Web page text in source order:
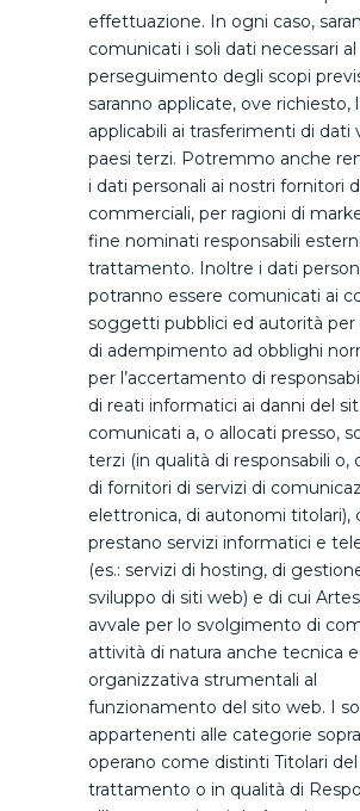
effettuazione. In ogni caso,
comunicati i soli dati necessari al
perseguimento degli scopi
saranno applicate, ove richiesto,
applicabili ai trasferimenti di dati
paesi terzi. Potremmo anche
i dati personali ai nostri fornitori
commerciali, per ragioni di
fine nominati responsabili
trattamento. Inoltre i dati
potranno essere comunicati ai
soggetti pubblici ed autorità per
di adempimento ad obblighi
per l’accertamento di
di reati informatici ai danni del
comunicati a, o allocati presso,
terzi (in qualità di responsabili o,
di fornitori di servizi di
elettronica, di autonomi titolari),
prestano servizi informatici e
(es.: servizi di hosting, di
sviluppo di siti web) e di cui
avvale per lo svolgimento di
attività di natura anche tecnica
organizzativa strumentali al
funzionamento del sito web. I
appartenenti alle categorie
operano come distinti Titolari del
trattamento o in qualità di